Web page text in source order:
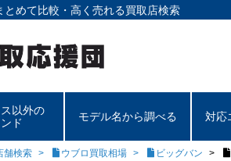
とめて比較・高く売れる買取店検索
以外の
ド
モデル名から調べる 対応
舗検索 ウブロ買取相場 ビッグバン